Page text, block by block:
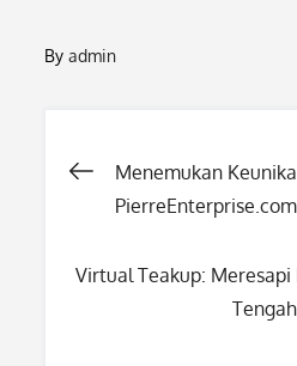
Byadmin
Post
Menemukan
PierreEnterprise.com
Virtual Teakup: